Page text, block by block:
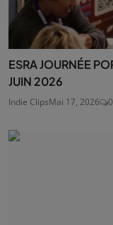
ESRA JOURNÉE
JUIN 2026
Indie ClipsMai 17, 2026 0